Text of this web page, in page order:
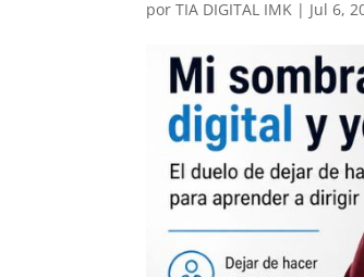
porTIA DIGITAL IMK | Jul 6,